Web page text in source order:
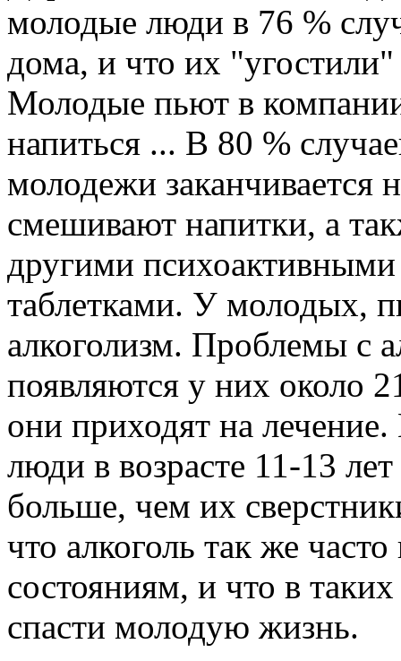
молодые люди в 76 %
дома, и что их
Молодые пьют в
напиться ... В 80 %
молодежи
смешивают напитки, а
другими
таблетками. У молодых,
алкоголизм. Проблемы с
появляются у них около
они приходят на
люди в возрасте 11-13
больше, чем их
что алкоголь так же
состояниям, и что в
спасти молодую жизнь.